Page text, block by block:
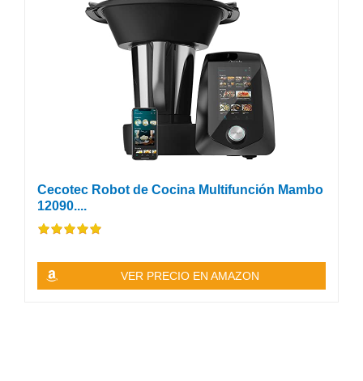
Cecotec Robot de Cocina Multifunción Mambo
12090....
VER PRECIO EN AMAZON